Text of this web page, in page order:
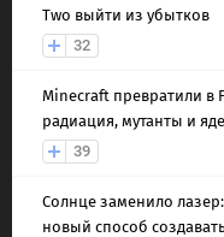
Two выйти из убытков
32
Minecraft превратили в
радиация, мутанты и
39
Солнце заменило
новый способ